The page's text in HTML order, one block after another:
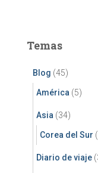
Temas
Blog (45)
América (5)
Asia (34)
Corea del Sur
Diario de viaje